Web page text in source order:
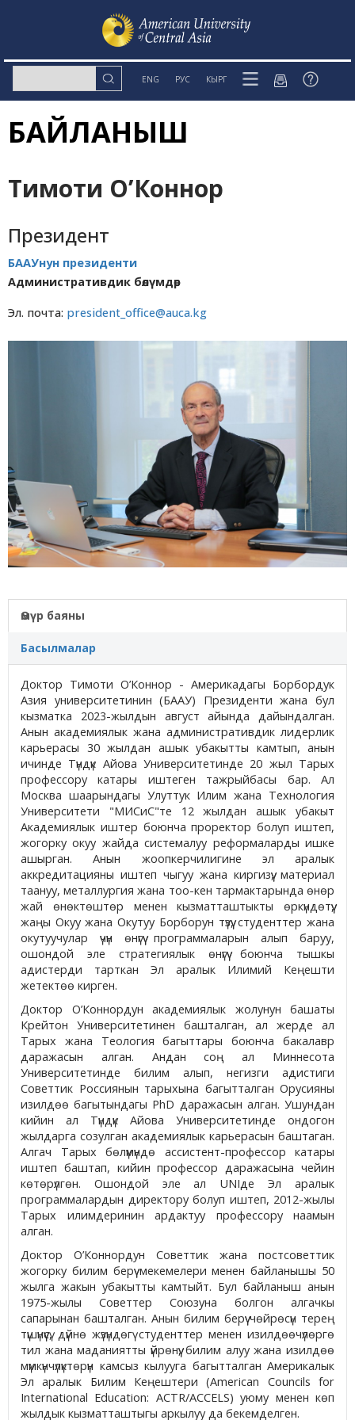
ENG РУС КЫРГ
БАЙЛАНЫШ
Тимоти О’Коннор
Президент
БААУнун президенти
Административдик бөлүмдөр
Эл. почта: president_office@auca.kg
Өмүр баяны
Басылмалар
Доктор Тимоти О’Коннор - Америкадагы Борбордук
Азия университетинин (БААУ) Президенти жана бул
кызматка 2023-жылдын август айында дайындалган.
Анын академиялык жана административдик лидерлик
карьерасы 30 жылдан ашык убакытты камтып, анын
ичинде Түндүк Айова Университетинде 20 жыл Тарых
профессору катары иштеген тажрыйбасы бар. Ал
Москва шаарындагы Улуттук Илим жана Технология
Университети "МИСиС"те 12 жылдан ашык убакыт
Академиялык иштер боюнча проректор болуп иштеп,
жогорку окуу жайда системалуу реформаларды ишке
ашырган. Анын жоопкерчилигине эл аралык
аккредитацияны иштеп чыгуу жана киргизүү, материал
таануу, металлургия жана тоо-кен тармактарында өнөр
жай өнөктөштөр менен кызматташтыкты өркүндөтүү,
жаңы Окуу жана Окутуу Борборун түзүү, студенттер жана
окутуучулар үчүн өнүгүү программаларын алып баруу,
ошондой эле стратегиялык өнүгүү боюнча тышкы
адистерди тарткан Эл аралык Илимий Кеңешти
жетектөө кирген.
Доктор О’Коннордун академиялык жолунун башаты
Крейтон Университетинен башталган, ал жерде ал
Тарых жана Теология багыттары боюнча бакалавр
даражасын алган. Андан соң ал Миннесота
Университетинде билим алып, негизги адистиги
Советтик Россиянын тарыхына багытталган Орусияны
изилдөө багытындагы PhD даражасын алган. Ушундан
кийин ал Түндүк Айова Университетинде ондогон
жылдарга созулган академиялык карьерасын баштаган.
Алгач Тарых бөлүмүндө ассистент-профессор катары
иштеп баштап, кийин профессор даражасына чейин
көтөрүлгөн. Ошондой эле ал UNIде Эл аралык
программалардын директору болуп иштеп, 2012-жылы
Тарых илимдеринин ардактуу профессору наамын
алган.
Доктор О’Коннордун Советтик жана постсоветтик
жогорку билим берүү мекемелери менен байланышы 50
жылга жакын убакытты камтыйт. Бул байланыш анын
1975-жылы Советтер Союзуна болгон алгачкы
сапарынан башталган. Анын билим берүү чөйрөсүн терең
түшүнүүсү, дүйнө жүзүндөгү студенттер менен изилдөөчүлөргө
тил жана маданиятты үйрөнүү, билим алуу жана изилдөө
мүмкүнчүлүктөрүн камсыз кылууга багытталган Америкалык
Эл аралык Билим Кеңештери (American Councils for
International Education: ACTR/ACCELS) уюму менен көп
жылдык кызматташтыгы аркылуу да бекемделген.